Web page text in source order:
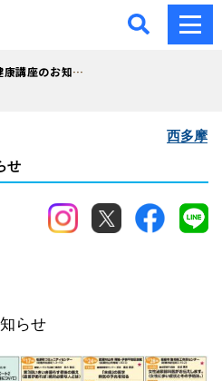
-東京・西多摩の
座のお知らせ
せ
西多摩
らせ